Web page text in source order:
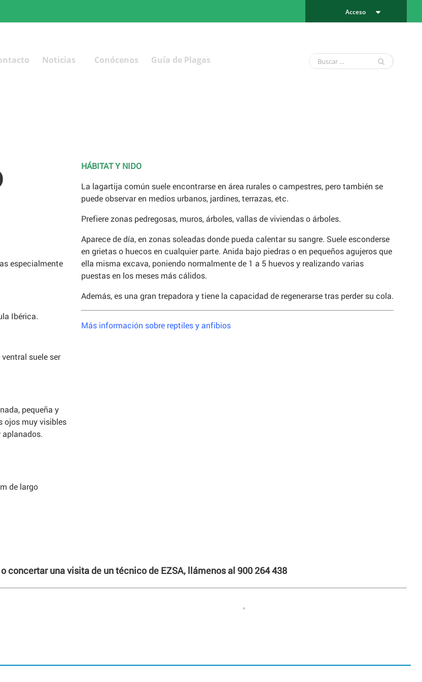
Acceso
Noticias Conócenos Guía de Plagas
especialmente
Ibérica.
suele ser
pequeña y
ojos muy visibles
aplanados.
de largo
HÁBITAT Y NIDO
La lagartija común suele encontrarse en área rurales o campestres, pero también se
puede observar en medios urbanos, jardines, terrazas, etc.
Prefiere zonas pedregosas, muros, árboles, vallas de viviendas o árboles.
Aparece de día, en zonas soleadas donde pueda calentar su sangre. Suele esconderse
en grietas o huecos en cualquier parte. Anida bajo piedras o en pequeños agujeros que
ella misma excava, poniendo normalmente de 1 a 5 huevos y realizando varias
puestas en los meses más cálidos.
Además, es una gran trepadora y tiene la capacidad de regenerarse tras perder su cola.
Más información sobre reptiles y anfibios
concertar una visita de un técnico de EZSA, llámenos al 900 264 438